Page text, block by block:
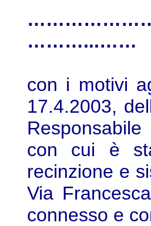
………...……
con i motivi
17.4.2003,
con cui è
recinzione e
Via
connesso e